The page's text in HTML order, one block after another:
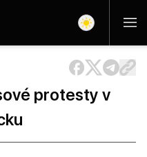
protesty v